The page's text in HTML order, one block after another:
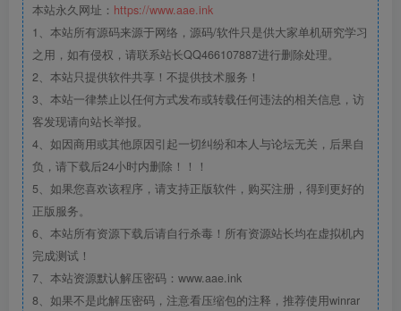
本站永久网址： https://www.aae.ink
1、本站所有源码来源于网络，源码/软件只是供大家单机研究学习
之用，如有侵权，请联系站长QQ466107887进行删除处理。
2、本站只提供软件共享！不提供技术服务！
3、本站一律禁止以任何方式发布或转载任何违法的相关信息，访
客发现请向站长举报。
4、如因商用或其他原因引起一切纠纷和本人与论坛无关，后果自
负，请下载后24小时内删除！！！
5、如果您喜欢该程序，请支持正版软件，购买注册，得到更好的
正版服务。
6、本站所有资源下载后请自行杀毒！所有资源站长均在虚拟机内
完成测试！
7、本站资源默认解压密码：www.aae.ink
8、如果不是此解压密码，注意看压缩包的注释，推荐使用winrar